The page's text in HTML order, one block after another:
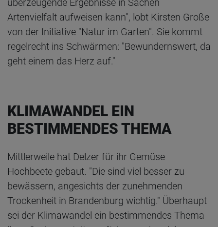
überzeugende Ergebnisse in Sachen
Artenvielfalt aufweisen kann", lobt Kirsten Große
von der Initiative "Natur im Garten". Sie kommt
regelrecht ins Schwärmen: "Bewundernswert, da
geht einem das Herz auf."
KLIMAWANDEL EIN
BESTIMMENDES THEMA
Mittlerweile hat Delzer für ihr Gemüse
Hochbeete gebaut. "Die sind viel besser zu
bewässern, angesichts der zunehmenden
Trockenheit in Brandenburg wichtig." Überhaupt
sei der Klimawandel ein bestimmendes Thema